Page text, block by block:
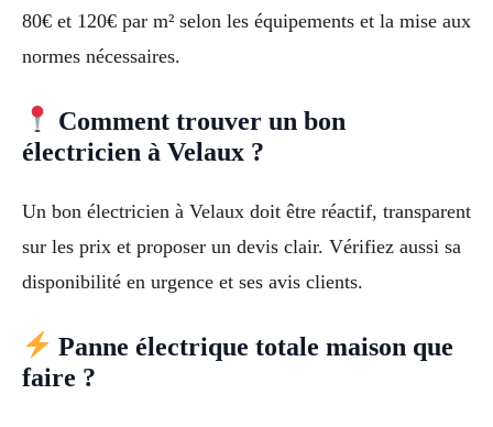
80€ et 120€ par m² selon les équipements et la mise aux
normes nécessaires.
Comment trouver un bon
électricien à Velaux ?
Un bon électricien à Velaux doit être réactif, transparent
sur les prix et proposer un devis clair. Vérifiez aussi sa
disponibilité en urgence et ses avis clients.
Panne électrique totale maison que
faire ?